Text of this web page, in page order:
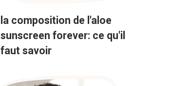
la composition de l'aloe
sunscreen forever: ce qu'il
faut savoir